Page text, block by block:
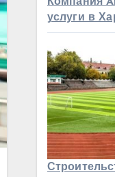
Компания
услуги в